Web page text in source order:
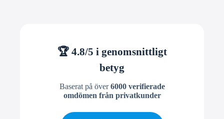
🏆 4.8/5 i genomsnittligt
betyg
Baserat på över6000 verifierade
omdömen från privatkunder